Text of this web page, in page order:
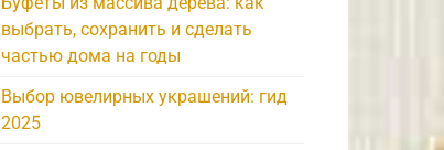
выбрать, сохранить и сделать
частью дома на годы
Выбор ювелирных украшений: гид
2025